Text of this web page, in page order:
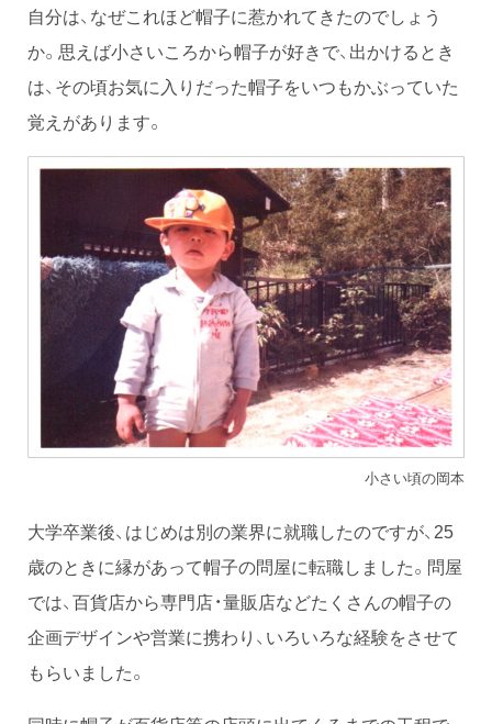
自分は、なぜこれほど帽子に惹かれてきたのでしょう
か。思えば小さいころから帽子が好きで、出かけるとき
は、その頃お気に入りだった帽子をいつもかぶっていた
覚えがあります。
小さい頃の岡本
大学卒業後、はじめは別の業界に就職したのですが、25
歳のときに縁があって帽子の問屋に転職しました。問屋
では、百貨店から専門店・量販店などたくさんの帽子の
企画デザインや営業に携わり、いろいろな経験をさせて
もらいました。